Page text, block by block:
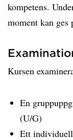
kompetens.
moment kan ges
Kursen
En
(U/G)
Ett